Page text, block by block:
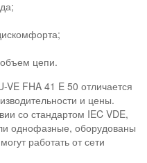
цепи.
VE FHA 41 E 50 отличается
и цены.
со стандартом IEC VDE,
однофазные, оборудованы
работать от сети